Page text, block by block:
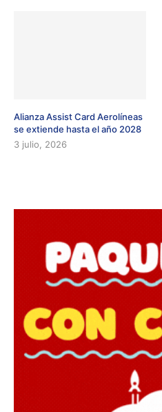
Alianza Assist Card Aerolíneas
se extiende hasta el año 2028
3 julio, 2026